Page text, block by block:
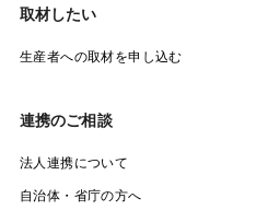
取材したい
生産者への取材を申し込む
連携のご相談
法人連携について
自治体・省庁の方へ